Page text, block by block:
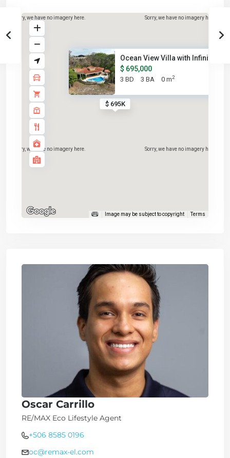
Sorry, we have no imagery here.
Sorry, we have no imagery here.
Sorry, we have no imagery here. Sorry, we have no imagery here.
$ 695K
Ocean View Villa with Infinity...
$ 695,000
3 BD 3 BA 0 m2
Image may be subject to copyright Terms
Oscar Carrillo
RE/MAX Eco Lifestyle Agent
+506 8585 0196
oc@remax-el.com